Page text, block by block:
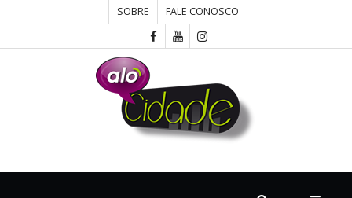
SOBRE FALE CONOSCO